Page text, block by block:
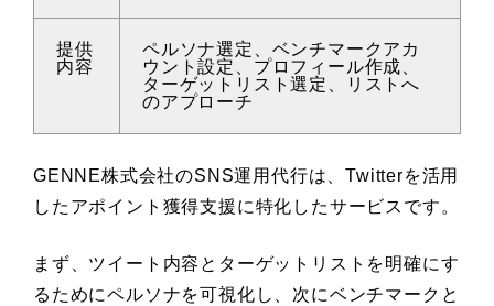
提供
内容
ペルソナ選定、ベンチマークアカ
ウント設定、プロフィール作成、
ターゲットリスト選定、リストへ
のアプローチ
GENNE株式会社のSNS運用代行は、Twitterを活用
したアポイント獲得支援に特化したサービスです。
まず、ツイート内容とターゲットリストを明確にす
るためにペルソナを可視化し、次にベンチマークと